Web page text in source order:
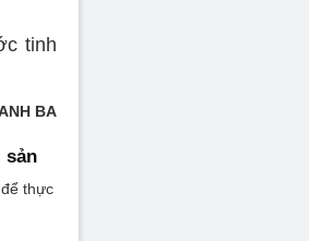
tinh
BA
sản
thực